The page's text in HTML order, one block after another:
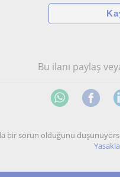
Bu ilanı paylaş
bir sorun olduğunu